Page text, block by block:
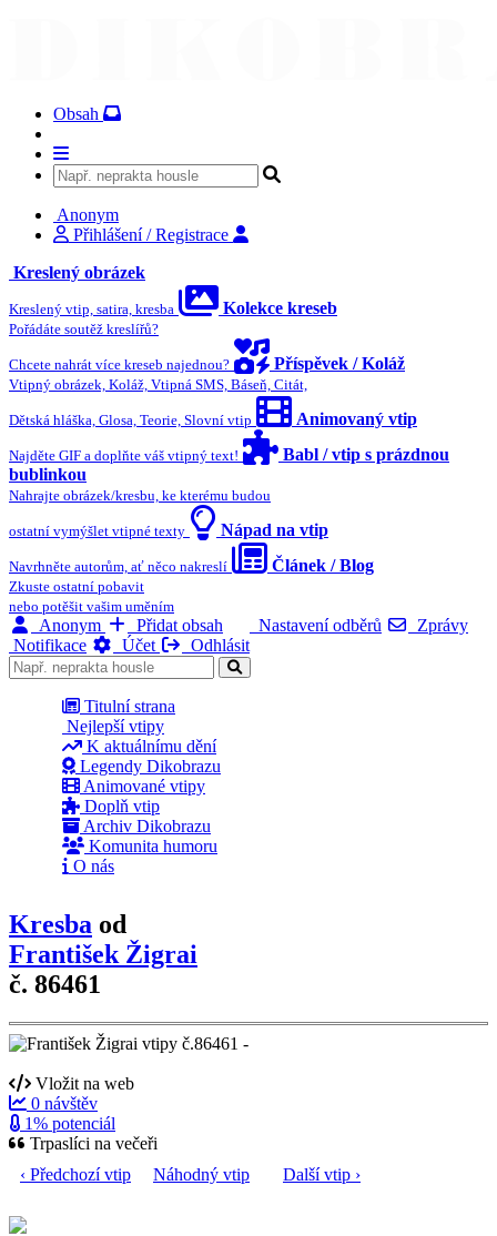
Obsah
Anonym
Přihlášení / Registrace
Kreslený obrázek
Kreslený vtip, satira, kresba Kolekce kreseb
Pořádáte soutěž kreslířů?
Chcete nahrát více kreseb najednou? Příspěvek / Koláž
Vtipný obrázek, Koláž, Vtipná SMS, Báseň, Citát,
Dětská hláška, Glosa, Teorie, Slovní vtip Animovaný vtip
Najděte GIF a doplňte váš vtipný text!
Babl / vtip s prázdnou
bublinkou
Nahrajte obrázek/kresbu, ke kterému budou
ostatní vymýšlet vtipné texty Nápad na vtip
Navrhněte autorům, ať něco nakreslí Článek / Blog
Zkuste ostatní pobavit
nebo potěšit vašim uměním
Anonym Přidat obsah Nastavení odběrů
Zprávy
Notifikace
Účet Odhlásit
Titulní strana
Nejlepší vtipy
K aktuálnímu dění
Legendy Dikobrazu
Animované vtipy
Doplň vtip
Archiv Dikobrazu
Komunita humoru
O nás
Kresba od
František Žigrai
č. 86461
Vložit na web
0 návštěv
1% potenciál
Trpaslíci na večeři
‹ Předchozí vtip
Náhodný vtip Další vtip ›